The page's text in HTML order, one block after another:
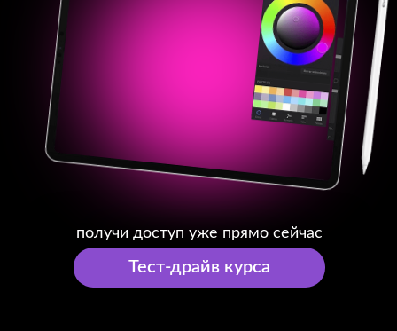
получи доступ уже прямо сейчас
Тест-драйв курса